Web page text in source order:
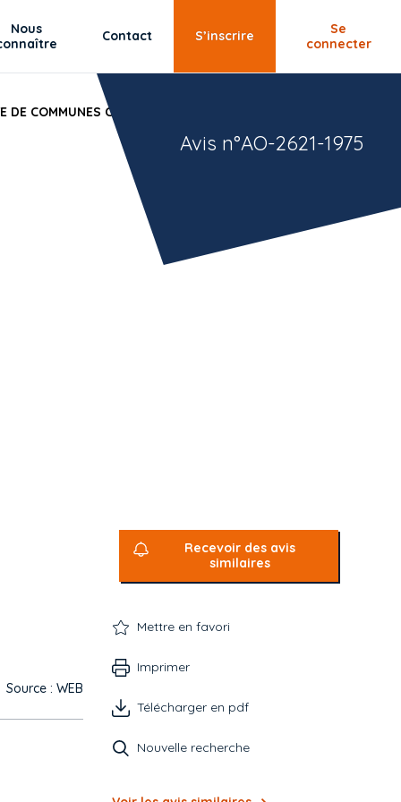
Nous
Contact S’inscrire
Se
connecter
COMMUNES C¿UR DU VAR
Avis n°AO-2621-1975
Source : WEB
Recevoir des avis
similaires
Mettre en favori
Imprimer
Télécharger en pdf
Nouvelle recherche